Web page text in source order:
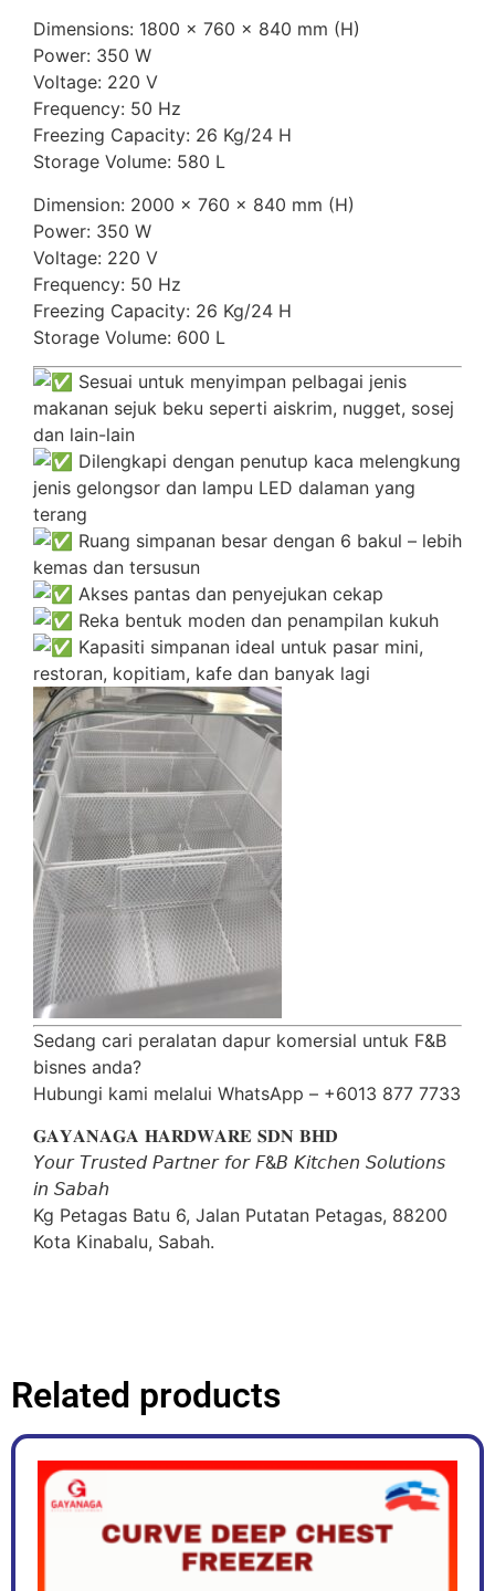
Dimensions: 1800 x 760 x 840 mm (H)
Power: 350 W
Voltage: 220 V
Frequency: 50 Hz
Freezing Capacity: 26 Kg/24 H
Storage Volume: 580 L
Dimension: 2000 x 760 x 840 mm (H)
Power: 350 W
Voltage: 220 V
Frequency: 50 Hz
Freezing Capacity: 26 Kg/24 H
Storage Volume: 600 L
Sesuai untuk menyimpan pelbagai jenis
makanan sejuk beku seperti aiskrim, nugget, sosej
dan lain-lain
Dilengkapi dengan penutup kaca melengkung
jenis gelongsor dan lampu LED dalaman yang
terang
Ruang simpanan besar dengan 6 bakul – lebih
kemas dan tersusun
Akses pantas dan penyejukan cekap
Reka bentuk moden dan penampilan kukuh
Kapasiti simpanan ideal untuk pasar mini,
restoran, kopitiam, kafe dan banyak lagi
Sedang cari peralatan dapur komersial untuk F&B
bisnes anda?
Hubungi kami melalui WhatsApp – +6013 877 7733
𝐆𝐀𝐘𝐀𝐍𝐀𝐆𝐀 𝐇𝐀𝐑𝐃𝐖𝐀𝐑𝐄 𝐒𝐃𝐍 𝐁𝐇𝐃
𝘠𝘰𝘶𝘳 𝘛𝘳𝘶𝘴𝘵𝘦𝘥 𝘗𝘢𝘳𝘵𝘯𝘦𝘳 𝘧𝘰𝘳 𝘍&𝘉 𝘒𝘪𝘵𝘤𝘩𝘦𝘯 𝘚𝘰𝘭𝘶𝘵𝘪𝘰𝘯𝘴
𝘪𝘯 𝘚𝘢𝘣𝘢𝘩
Kg Petagas Batu 6, Jalan Putatan Petagas, 88200
Kota Kinabalu, Sabah.
Related products